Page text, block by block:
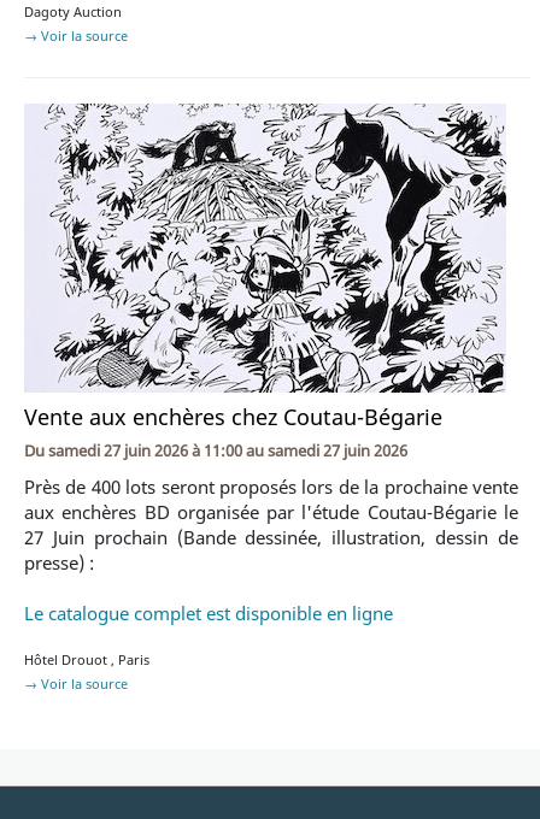
Dagoty Auction
→ Voir la source
Vente aux enchères chez Coutau-Bégarie
Dusamedi 27 juin 2026 à 11:00ausamedi 27 juin 2026
Près de 400 lots seront proposés lors de la prochaine vente
aux enchères BD organisée par l'étude Coutau-Bégarie le
27 Juin prochain (Bande dessinée, illustration, dessin de
presse) :
Le catalogue complet est disponible en ligne
Hôtel Drouot , Paris
→ Voir la source